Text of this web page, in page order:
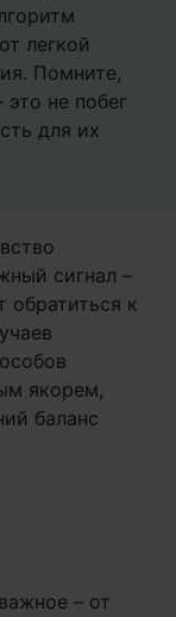
легкой
Помните,
это не побег
для их
сигнал –
обратиться к
якорем,
баланс
– от